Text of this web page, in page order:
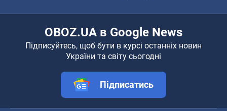
OBOZ.UA в Google News
Підписуйтесь, щоб бути в курсі останніх новин
України та світу сьогодні
Підписатись